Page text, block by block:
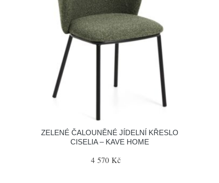
ZELENÉ ČALOUNĚNÉ JÍDELNÍ KŘESLO
CISELIA – KAVE HOME
4 570 Kč